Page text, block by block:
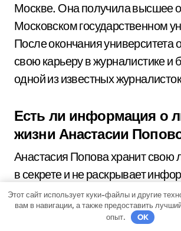
Москве. Она получила высшее
Московском государственном
После окончания университета
свою карьеру в журналистике и
одной из известных
Есть ли информация о
жизни Анастасии
Анастасия Попова хранит свою
в секрете и не раскрывает
своих личных отношениях.
Этот сайт использует куки-файлы и другие
вам в навигации, а также предоставить
опыт.
OK